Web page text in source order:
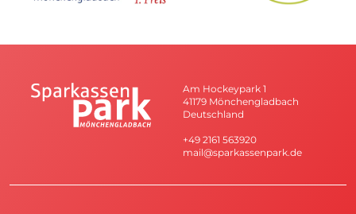
Am Hockeypark 1
41179 Mönchengladbach
Deutschland
+49 2161 563920
mail@sparkassenpark.de